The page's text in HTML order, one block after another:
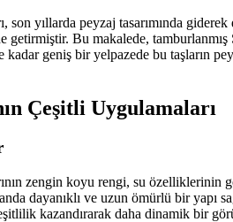
son yıllarda peyzaj tasarımında
Bu makalede, tamburlanmış
geniş bir yelpazede bu taşların
Çeşitli Uygulamaları
zengin koyu rengi, su özelliklerinin
dayanıklı ve uzun ömürlü bir yapı
kazandırarak daha dinamik bir